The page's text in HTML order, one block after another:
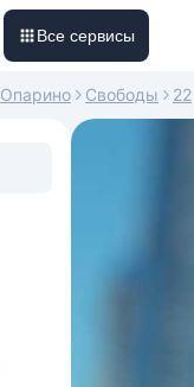
Все сервисы
Опарино Свободы 22